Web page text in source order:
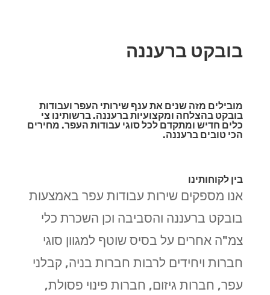
בובקט ברעננה
מובילים מזה שנים את ענף שירותי העפר ועבודות
בובקט בהצלחה ומקצועיות ברעננה. ברשותינו צי
כלים חדיש ומתקדם לכל סוגי עבודות העפר. מחירים
הכי טובים ברעננה.
בין לקוחותינו
אנו מספקים שירות עבודות עפר באמצעות
בובקט ברעננה והסביבה וכן השכרת כלי
צמ"ה אחרים על בסיס שוטף למגוון סוגי
חברות ויחידים לרבות חברות בניה, קבלני
עפר, חברות גיזום, חברות פינוי פסולת,